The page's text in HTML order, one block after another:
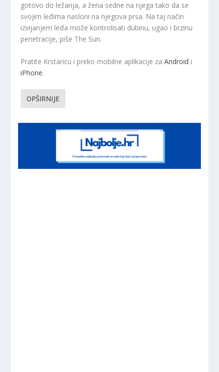
gotovo do ležanja, a žena sedne na njega tako da se
svojim leđima nasloni na njegova prsa. Na taj način
izvijanjem leđa može kontrolisati dubinu, ugao i brzinu
penetracije, piše The Sun.
Pratite Krstaricu i preko mobilne aplikacije zaAndroid i
iPhone.
OPŠIRNIJE